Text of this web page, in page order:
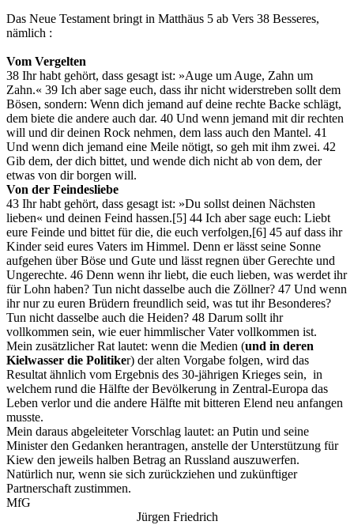
Das Neue Testament bringt in Matthäus 5 ab Vers 38 Besseres,
nämlich :
Vom Vergelten
38 Ihr habt gehört, dass gesagt ist: »Auge um Auge, Zahn um
Zahn.« 39 Ich aber sage euch, dass ihr nicht widerstreben sollt dem
Bösen, sondern: Wenn dich jemand auf deine rechte Backe schlägt,
dem biete die andere auch dar. 40 Und wenn jemand mit dir rechten
will und dir deinen Rock nehmen, dem lass auch den Mantel. 41
Und wenn dich jemand eine Meile nötigt, so geh mit ihm zwei. 42
Gib dem, der dich bittet, und wende dich nicht ab von dem, der
etwas von dir borgen will.
Von der Feindesliebe
43 Ihr habt gehört, dass gesagt ist: »Du sollst deinen Nächsten
lieben« und deinen Feind hassen.[5] 44 Ich aber sage euch: Liebt
eure Feinde und bittet für die, die euch verfolgen,[6] 45 auf dass ihr
Kinder seid eures Vaters im Himmel. Denn er lässt seine Sonne
aufgehen über Böse und Gute und lässt regnen über Gerechte und
Ungerechte. 46 Denn wenn ihr liebt, die euch lieben, was werdet ihr
für Lohn haben? Tun nicht dasselbe auch die Zöllner? 47 Und wenn
ihr nur zu euren Brüdern freundlich seid, was tut ihr Besonderes?
Tun nicht dasselbe auch die Heiden? 48 Darum sollt ihr
vollkommen sein, wie euer himmlischer Vater vollkommen ist.
Mein zusätzlicher Rat lautet: wenn die Medien (und in deren
Kielwasser die Politiker) der alten Vorgabe folgen, wird das
Resultat ähnlich vom Ergebnis des 30-jährigen Krieges sein, in
welchem rund die Hälfte der Bevölkerung in Zentral-Europa das
Leben verlor und die andere Hälfte mit bitteren Elend neu anfangen
musste.
Mein daraus abgeleiteter Vorschlag lautet: an Putin und seine
Minister den Gedanken herantragen, anstelle der Unterstützung für
Kiew den jeweils halben Betrag an Russland auszuwerfen.
Natürlich nur, wenn sie sich zurückziehen und zukünftiger
Partnerschaft zustimmen.
MfG
Jürgen Friedrich